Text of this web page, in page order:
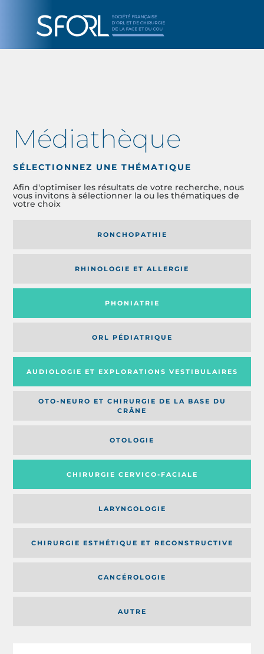
Médiathèque
SÉLECTIONNEZ UNE THÉMATIQUE
Afin d'optimiser les résultats de votre recherche, nous
vous invitons à sélectionner la ou les thématiques de
votre choix
RONCHOPATHIE
RHINOLOGIE ET ALLERGIE
PHONIATRIE
ORL PÉDIATRIQUE
AUDIOLOGIE ET EXPLORATIONS VESTIBULAIRES
OTO-NEURO ET CHIRURGIE DE LA BASE DU
CRÂNE
OTOLOGIE
CHIRURGIE CERVICO-FACIALE
AUTRE
LARYNGOLOGIE
CHIRURGIE ESTHÉTIQUE ET RECONSTRUCTIVE
CANCÉROLOGIE